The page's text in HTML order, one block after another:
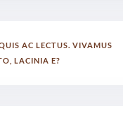
AC LECTUS. VIVAMUS
LACINIA E?